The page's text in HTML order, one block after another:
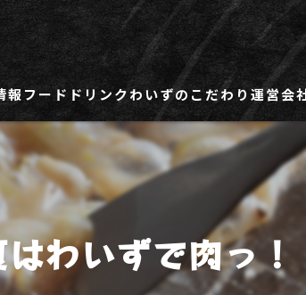
報
用求人ページ
ト・アルバイト用求人ページ
フード ドリンクわいずのこだわり運営会
わいずで肉っ